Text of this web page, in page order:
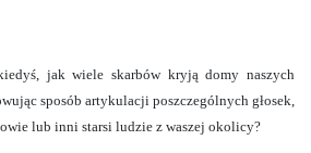
jak wiele skarbów kryją domy naszych
sposób artykulacji poszczególnych głosek,
lub inni starsi ludzie z waszej okolicy?